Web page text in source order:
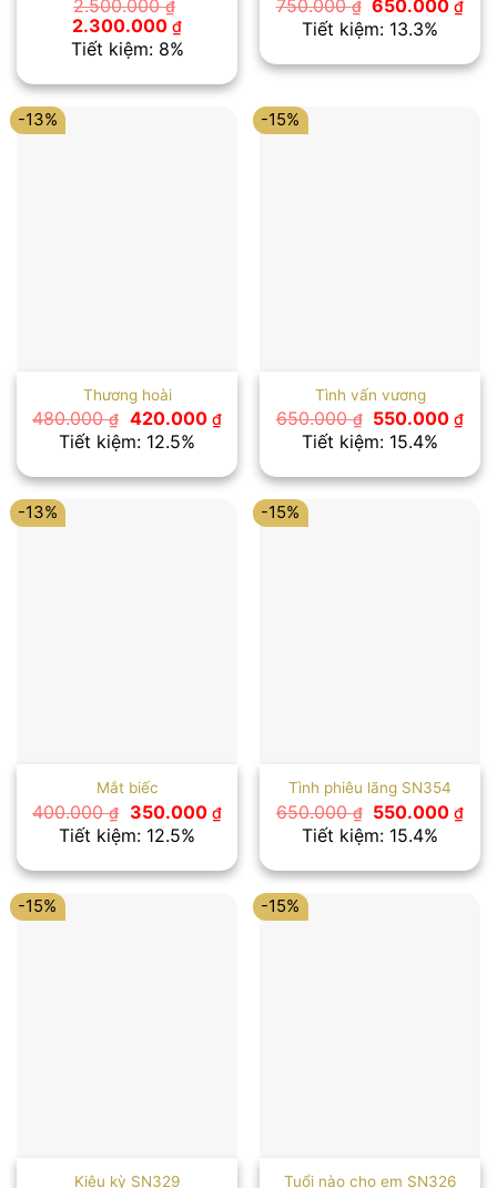
2.500.000₫
Giá
gốc
là:
2.300.000 ₫Giá
hiện
tại
2.300.000 ₫.
Tiết kiệm: 8%
750.000₫
gốc
là:
650.000₫
là:
Tiết kiệm: 13.3%
-13%
Thương hoài
480.000₫ Giá
gốc
là:
420.000 ₫Giá
hiện
là:
420.000 ₫.
Tiết kiệm: 12.5%
-15%
Tình vấn vương
650.000₫
Giá
gốc
là:
550.000₫Giá
là:
Tiết kiệm: 15.4%
-13%
Mắt biếc
400.000₫
Giá
gốc
là:
350.000 ₫Giá
hiện
là:
350.000 ₫.
Tiết kiệm: 12.5%
-15%
Tình phiêu lãng SN354
650.000₫
Giá
gốc
là:
550.000₫Giá
là:
Tiết kiệm: 15.4%
-15%
Kiêu kỳ SN329
-15%
Tuổi nào cho em SN326